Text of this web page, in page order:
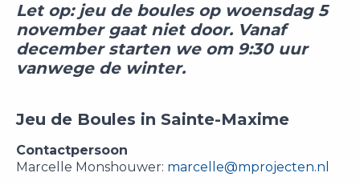
Let op: jeu de boules op woensdag 5
november gaat niet door. Vanaf
december starten we om 9:30 uur
vanwege de winter.
Jeu de Boules in Sainte-Maxime
Contactpersoon
Marcelle Monshouwer: marcelle@mprojecten.nl